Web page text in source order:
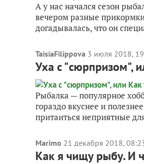
А у нас начался сезон
вечером разные прикормки
догадывалась, что он
TaisiaFilippova 3 июля 2018,
Уха с "сюрпризом",
Рыбалка — популярное
гораздо вкуснее и
притаиться неприятные
Marimo 21 декабря 2018,
Как я чищу рыбу. И